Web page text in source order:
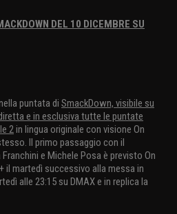
DEL 10 DICEMBRE SU
puntata di SmackDown, visibile su
e in esclusiva tutte le puntate
2in lingua originale con visione On
Il primo passaggio con il
e Michele Posa è previsto On
il martedì successivo alla messa in
alle 23:15 su DMAX e in replica la